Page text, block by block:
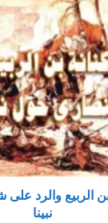
الربيع والرد
نبينا